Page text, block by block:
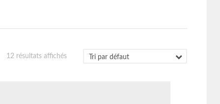
12 résultats affichés